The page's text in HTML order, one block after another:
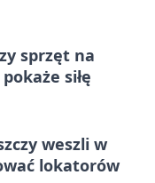
sprzęt na
siłę
weszli w
lokatorów